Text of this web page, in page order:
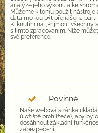
analýze jeho výkonu a ke
Můžeme k tomu použít
data mohou být přenášena
Kliknutím na „Přijmout všechny
s tímto zpracováním. Níže
své preference.
Povinné
Naše webová stránka
úložiště prohlížeče), aby
dosáhnout základní
zabezpečení.